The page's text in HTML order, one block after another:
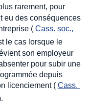
rarement, pour
eu des conséquences
( Cass. soc.,
le cas lorsque le
son employeur
pour subir une
depuis
licenciement ( Cass.